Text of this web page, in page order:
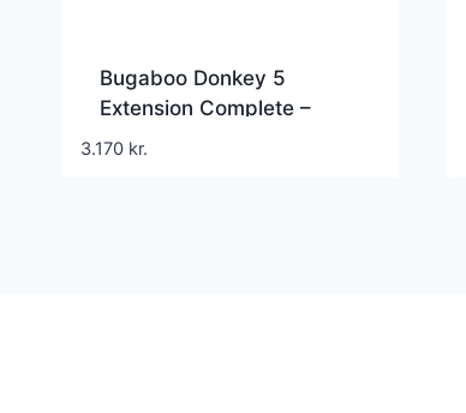
Bugaboo Donkey 5
Extension Complete –
Midnight Black
3.170 kr.